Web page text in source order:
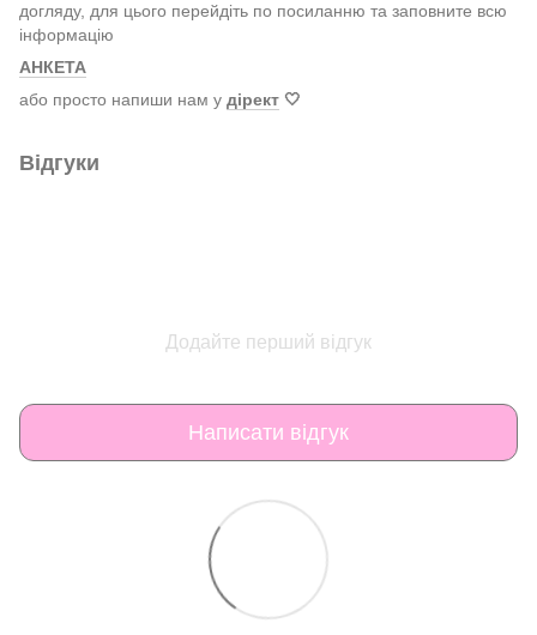
догляду, для цього перейдіть по посиланню та заповните всю
інформацію
АНКЕТА
або просто напиши нам у дірект 🤍
Відгуки
Додайте перший відгук
Написати відгук